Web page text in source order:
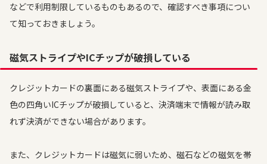
などで利用制限しているものもあるので、確認すべき事項につい
て知っておきましょう。
磁気ストライプやICチップが破損している
クレジットカードの裏面にある磁気ストライプや、表面にある金
色の四角いICチップが破損していると、決済端末で情報が読み取
れず決済ができない場合があります。
また、クレジットカードは磁気に弱いため、磁石などの磁気を帯